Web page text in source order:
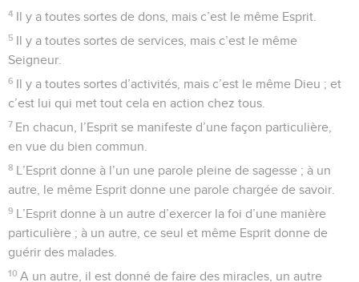
4 Il y a toutes sortes de dons, mais c’est le même Esprit.
5 Il y a toutes sortes de services, mais c’est le même
Seigneur.
6 Il y a toutes sortes d’activités, mais c’est le même Dieu ; et
c’est lui qui met tout cela en action chez tous.
7 En chacun, l’Esprit se manifeste d’une façon particulière,
en vue du bien commun.
8 L’Esprit donne à l’un une parole pleine de sagesse ; à un
autre, le même Esprit donne une parole chargée de savoir.
9 L’Esprit donne à un autre d’exercer la foi d’une manière
particulière ; à un autre, ce seul et même Esprit donne de
guérir des malades.
10 A un autre, il est donné de faire des miracles, un autre